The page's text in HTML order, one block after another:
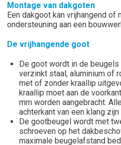
Montage van dakgoten
Een dakgoot kan vrijhangend of
ondersteuning aan een
De vrijhangende goot
De goot wordt in de
verzinkt staal, aluminium of
met of zonder kraallip
kraallip moet aan de
mm worden aangebracht.
achterkant van een klang
De gootbeugel wordt met
schroeven op het
maximale beugelafstand